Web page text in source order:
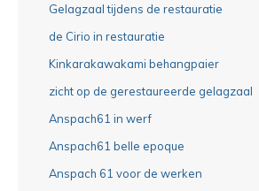
Gelagzaal tijdens de restauratie
de Cirio in restauratie
Kinkarakawakami behangpaier
zicht op de gerestaureerde gelagzaal
Anspach61 in werf
Anspach61 belle epoque
Anspach 61 voor de werken